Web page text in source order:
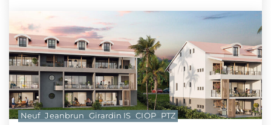
Neuf Jeanbrun Girardin IS CIOP PTZ